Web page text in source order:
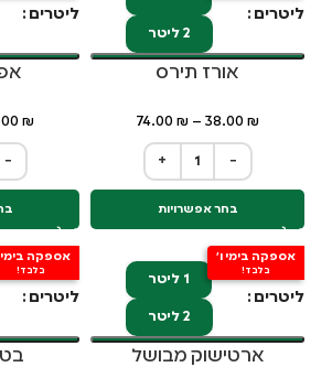
ליטרים
2 ליטר
אורז תירס
38.00 ₪
–
74.00 ₪
+ −
בחר אפשרויות
ליטרים
₪
−
אספקה בימי ו'
בלבד!
ליטרים
1 ליטר
2 ליטר
ארטישוק מבושל
אספקה בימי
בלבד!
ליטרים